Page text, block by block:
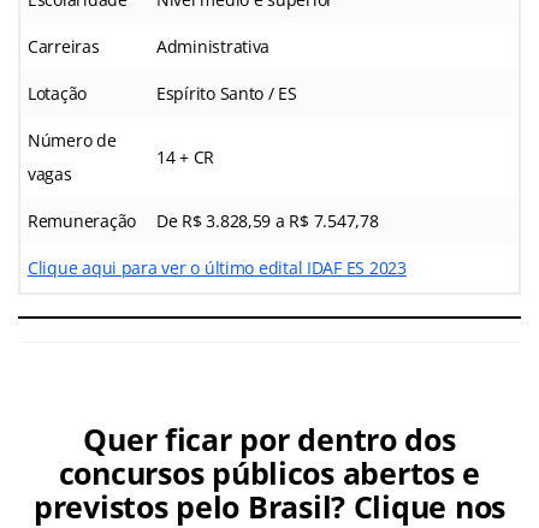
Carreiras Administrativa
Lotação Espírito Santo / ES
Número de
vagas
14 + CR
Remuneração De R$ 3.828,59 a R$ 7.547,78
Clique aqui para ver o último edital IDAF ES 2023
Quer ficar por dentro dos
concursos públicos abertos e
previstos pelo Brasil? Clique nos